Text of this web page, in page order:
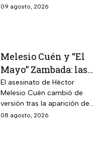
cargo, mientras Morena
09 agosto, 2026
Melesio Cuén y “El
Mayo” Zambada: las
claves de un
asesinato rodeado de
contradicciones
El asesinato de Héctor
Melesio Cuén cambió de
versión tras la aparición de
nuevas pruebas. ¿Qué ocurrió
08 agosto, 2026